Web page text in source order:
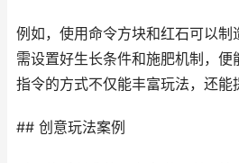
例如，使用命令方块和红石可以制
需设置好生长条件和施肥机制，
指令的方式不仅能丰富玩法，还能
## 创意玩法案例